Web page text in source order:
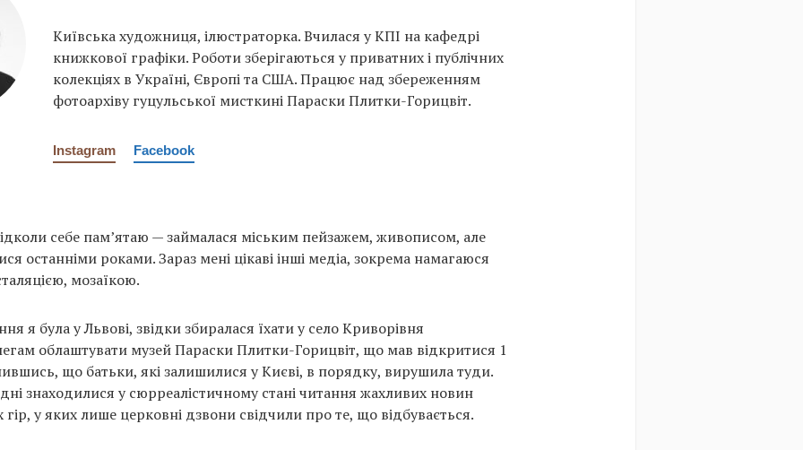
Київська художниця, ілюстраторка. Вчилася у КПІ на кафедрі
книжкової графіки. Роботи зберігаються у приватних і публічних
колекціях в Україні, Європі та США. Працює над збереженням
фотоархіву гуцульської мисткині Параски Плитки-Горицвіт.
Instagram Facebook
себе пам’ятаю — займалася міським пейзажем, живописом, але
останніми роками. Зараз мені цікаві інші медіа, зокрема намагаюся
мозаїкою.
я була у Львові, звідки збиралася їхати у село Криворівня
облаштувати музей Параски Плитки-Горицвіт, що мав відкритися 1
що батьки, які залишилися у Києві, в порядку, вирушила туди.
знаходилися у сюрреалістичному стані читання жахливих новин
у яких лише церковні дзвони свідчили про те, що відбувається.